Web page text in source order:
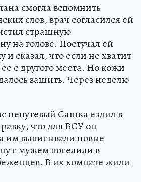
смогла вспомнить
слов, врач согласился ей
страшную
на голове. Постучал ей
и сказал, что если не хватит
с другого места. Но кожи
зашить. Через неделю
непутевый Сашка ездил в
что для ВСУ он
им выписывали новые
с мужем поселили в
В их комнате жили